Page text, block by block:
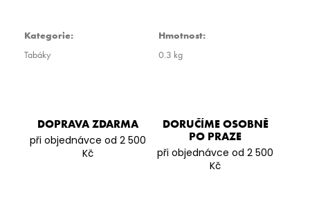
Kategorie:
Tabáky
Hmotnost:
0.3 kg
DOPRAVA ZDARMA
při objednávce od 2 500
Kč
DORUČÍME OSOBNĚ
PO PRAZE
při objednávce od 2 500
Kč